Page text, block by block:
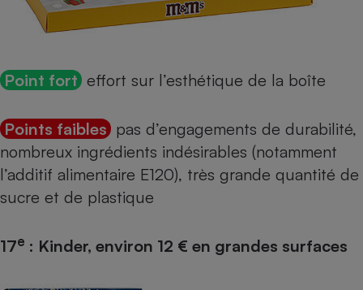
Point fort effort sur l’esthétique de la boîte
Points faibles pas d’engagements de durabilité,
nombreux ingrédients indésirables (notamment
l’additif alimentaire E120), très grande quantité de
sucre et de plastique
17e : Kinder, environ 12 € en grandes surfaces